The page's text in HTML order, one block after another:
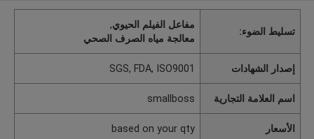
تسليط الضوء:
مفاعل الفيلم الحيوي,
معالجة مياه الصرف الصحي
إصدار الشهادات SGS, FDA, ISO9001
اسم العلامة التجارية smallboss
الأسعار based on your qty